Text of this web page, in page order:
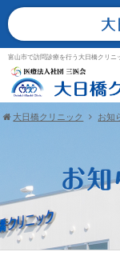
富山市で訪問診療を行う大日橋クリ
大日橋クリニック お知